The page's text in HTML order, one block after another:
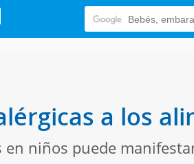
a los
niños puede